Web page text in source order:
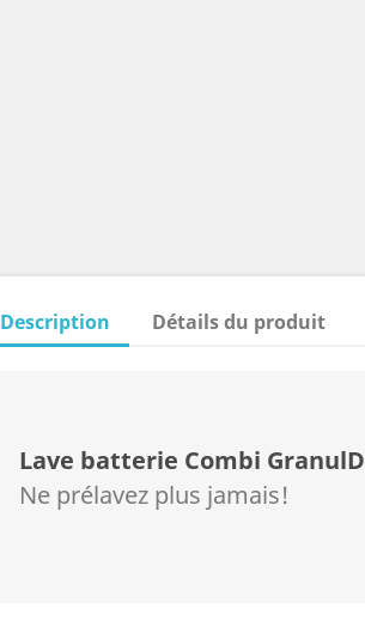
Description Détails du produit
Lave batterie Combi
Ne prélavez plus jamais!